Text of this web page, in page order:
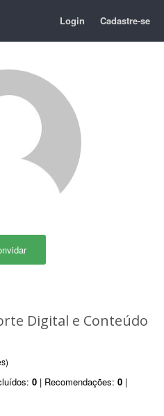
Login Cadastre-se
Digital e Conteúdo
0 | Recomendações: 0 |